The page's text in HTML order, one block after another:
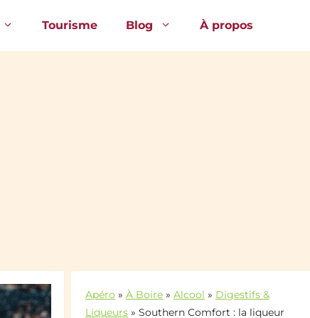
Tourisme Blog À propos
Apéro » À Boire » Alcool » Digestifs &
Liqueurs » Southern Comfort : la liqueur